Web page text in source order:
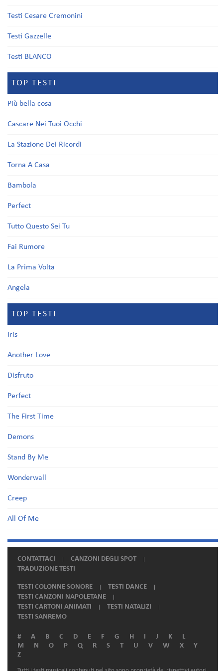
Testi Cesare Cremonini
Testi Gazzelle
Testi BLANCO
TOP TESTI
Più bella cosa
Cascare Nei Tuoi Occhi
La Stazione Dei Ricordi
Torna A Casa
Bambola
Perfect
Tutto Questo Sei Tu
Fai Rumore
La Prima Volta
Angela
TOP TESTI
Iris
Another Love
Disfruto
Perfect
The First Time
Demons
Stand By Me
Wonderwall
Creep
All Of Me
CONTATTACI
CANZONI DEGLI SPOT
TRADUZIONE TESTI
TESTI COLONNE SONORE
TESTI DANCE
TESTI CANZONI NAPOLETANE
TESTI CARTONI ANIMATI
TESTI NATALIZI
TESTI SANREMO
# A B C D E F G H I J K
L
M
N O P Q R S T U V W X
Y
Z